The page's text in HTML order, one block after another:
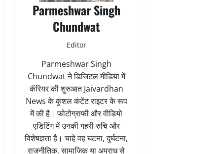
Parmeshwar Singh
Chundwat
Editor
Parmeshwar Singh
Chundwat ने डिजिटल मीडिया में
कॅरियर की शुरुआत Jaivardhan
News के कुशल कंटेंट राइटर के रूप
में की है। फोटोग्राफी और वीडियो
एडिटिंग में उनकी गहरी रुचि और
विशेषज्ञता है। चाहे वह घटना, दुर्घटना,
राजनीतिक, सामाजिक या अपराध से